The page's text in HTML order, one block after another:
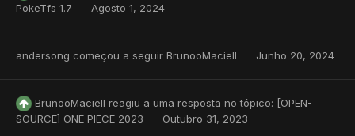
PokeTfs 1.7
Agosto 1, 2024
andersong começou a seguir BrunooMaciell Junho 20, 2024
BrunooMaciell reagiu a uma resposta no tópico: [OPEN-
SOURCE] ONE PIECE 2023
Outubro 31, 2023